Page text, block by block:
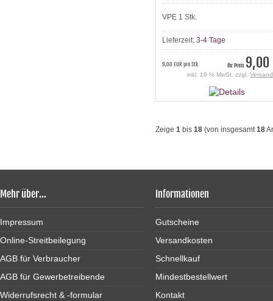
VPE 1 Stk.
Lieferzeit: 3-4 Tage
Ihr Preis 9,00
9,00 EUR pro Stk.
inkl. 19 % MwSt. zzgl.
Zeige 1 bis 18 (von insgesamt18
Mehr über...
Impressum
Online-Streitbeilegung
AGB für Verbraucher
AGB für Gewerbetreibende
Widerrufsrecht & -formular
Informationen
Gutscheine
Versandkosten
Schnellkauf
Mindestbestellwert
Kontakt